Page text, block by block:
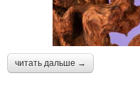
читать дальше →